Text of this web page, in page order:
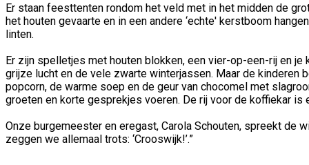
Er staan feesttenten rondom het veld met in het midden de
het houten gevaarte en in een andere ‘echte' kerstboom
linten.
Er zijn spelletjes met houten blokken, een vier-op-een-rij en
grijze lucht en de vele zwarte winterjassen. Maar de
popcorn, de warme soep en de geur van chocomel met
groeten en korte gesprekjes voeren. De rij voor de koffiekar
Onze burgemeester en eregast, Carola Schouten, spreekt de
zeggen we allemaal trots: ‘Crooswijk!’.”